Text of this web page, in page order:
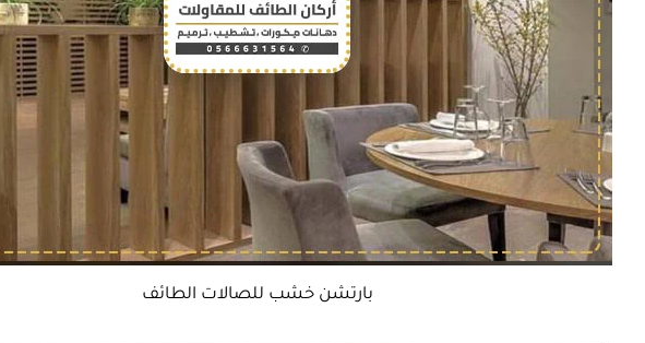
بارتشن خشب للصالات الطائف